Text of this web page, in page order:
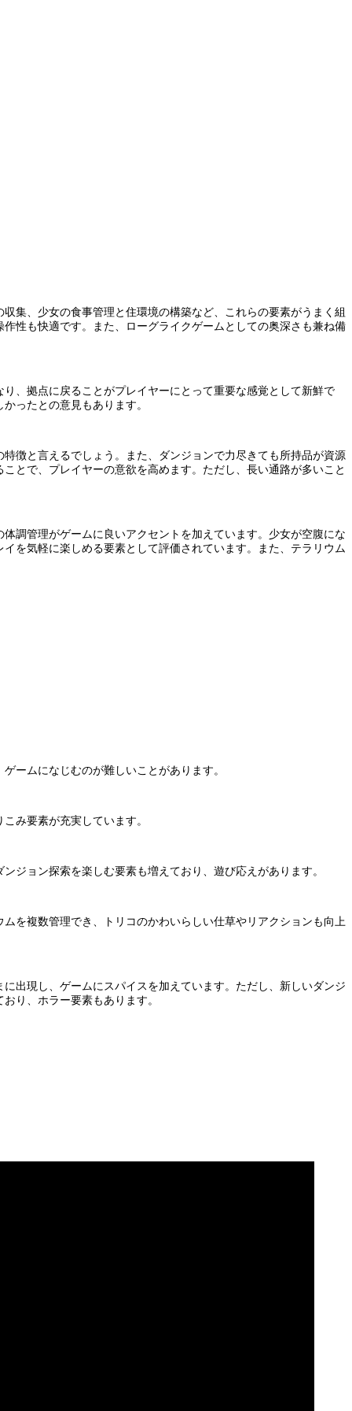
集、少女の食事管理と住環境の構築など、これらの要素がうまく組
性も快適です。また、ローグライクゲームとしての奥深さも兼ね備
、拠点に戻ることがプレイヤーにとって重要な感覚として新鮮で
ったとの意見もあります。
徴と言えるでしょう。また、ダンジョンで力尽きても所持品が資源
とで、プレイヤーの意欲を高めます。ただし、長い通路が多いこと
調管理がゲームに良いアクセントを加えています。少女が空腹にな
を気軽に楽しめる要素として評価されています。また、テラリウム
ームになじむのが難しいことがあります。
み要素が充実しています。
ジョン探索を楽しむ要素も増えており、遊び応えがあります。
を複数管理でき、トリコのかわいらしい仕草やリアクションも向上
出現し、ゲームにスパイスを加えています。ただし、新しいダンジ
り、ホラー要素もあります。